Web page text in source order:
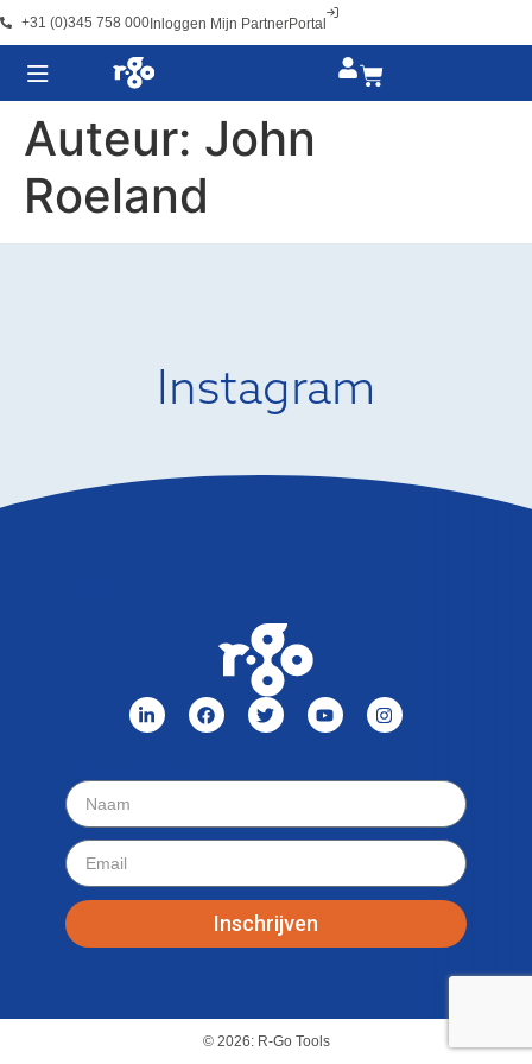
+31 (0)345 758 000Inloggen Mijn PartnerPortal
Auteur: John
Roeland
Instagram
Inschrijven
© 2026: R-Go Tools